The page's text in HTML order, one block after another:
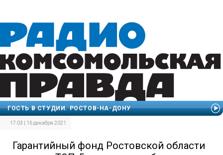
ГОСТЬ В СТУДИИ. РОСТОВ-НА-ДОНУ
17:03 | 16 декабря 2021
Гарантийный фонд Ростовской области